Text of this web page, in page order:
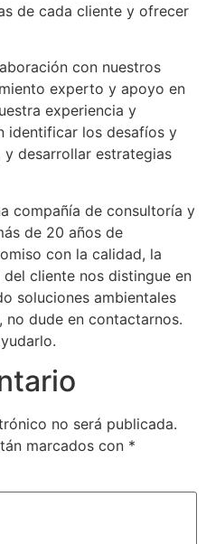
de cada cliente y ofrecer
con nuestros
experto y apoyo en
experiencia y
identificar los desafíos y
desarrollar estrategias
compañía de consultoría y
de 20 años de
con la calidad, la
cliente nos distingue en
soluciones ambientales
dude en contactarnos.
no será publicada.
marcados con *